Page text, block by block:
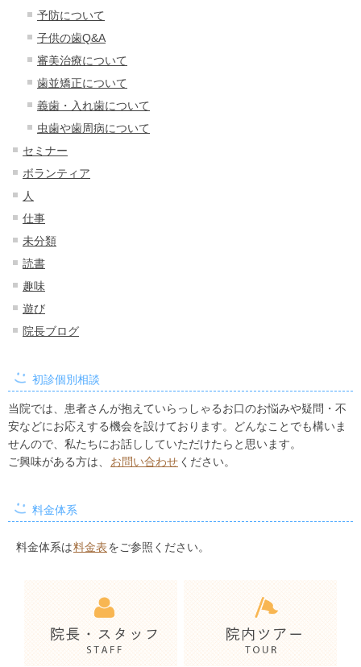
予防について
子供の歯Q&A
審美治療について
歯並矯正について
義歯・入れ歯について
虫歯や歯周病について
セミナー
ボランティア
人
仕事
未分類
読書
趣味
遊び
院長ブログ
初診個別相談
当院では、患者さんが抱えていらっしゃるお口のお悩みや疑問・不
安などにお応えする機会を設けております。どんなことでも構いま
せんので、私たちにお話ししていただけたらと思います。
ご興味がある方は、
お問い合わせ ください。
料金体系
料金体系は料金表をご参照ください。